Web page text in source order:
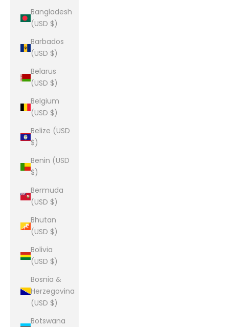
Bangladesh
(USD $)
Barbados
(USD $)
Belarus
(USD $)
Belgium
(USD $)
Belize (USD
$)
Benin (USD
$)
Bermuda
(USD $)
Bhutan
(USD $)
Bolivia
(USD $)
Bosnia &
Herzegovina
(USD $)
Botswana